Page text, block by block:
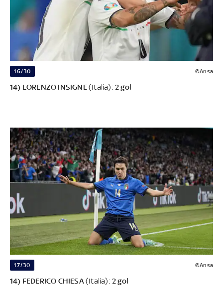
16/30 ©Ansa
14) LORENZO INSIGNE(Italia):2 gol
17/30 ©Ansa
14) FEDERICO CHIESA (Italia):2 gol